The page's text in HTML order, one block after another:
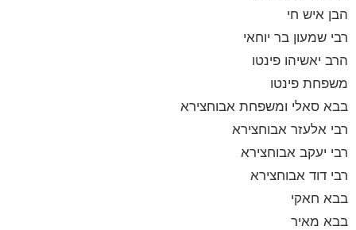
הבן איש חי
רבי שמעון בר יוחאי
הרב יאשיהו פינטו
משפחת פינטו
בבא סאלי ומשפחת אבוחצירא
רבי אלעזר אבוחצירא
רבי יעקב אבוחצירא
רבי דוד אבוחצירא
בבא חאקי
בבא מאיר